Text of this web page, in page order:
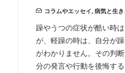
コラムやエッセイ, 病気と生
躁やうつの症状が酷い時
が、軽躁の時は、自分が
がわかりません。その判
分の発言や行動を後悔す